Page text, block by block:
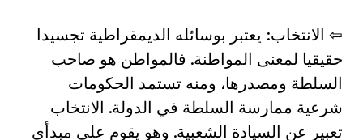
⇦ الانتخاب: يعتبر بوسائله الديمقراطية تجسيدا
حقيقيا لمعنى المواطنة. فالمواطن هو صاحب
السلطة ومصدرها، ومنه تستمد الحكومات
شرعية ممارسة السلطة في الدولة. الانتخاب
تعبير عن السيادة الشعبية. وهو يقوم على مبدأي